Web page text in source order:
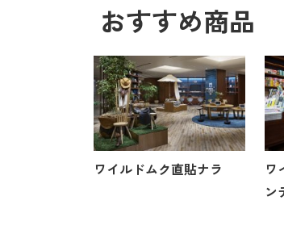
おすすめ商品
ワイルドムク直貼ナラ
ワ
ン